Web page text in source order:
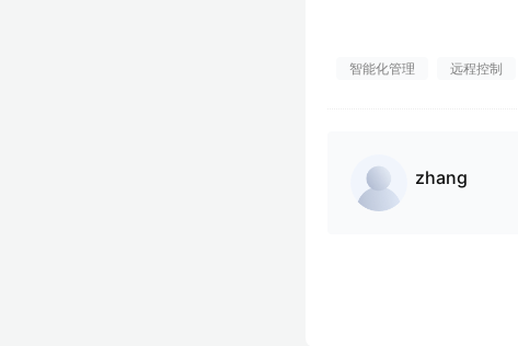
智能化管理 远程控制
zhang